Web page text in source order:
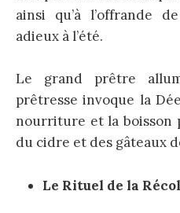
ainsi qu’à l’offrande
adieux à l’été.
Le grand prêtre
prêtresse invoque la
nourriture et la boisson
du cidre et des gâteaux
Le Rituel de la